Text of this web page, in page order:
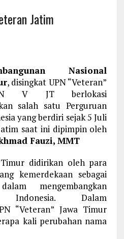
Jatim
Nasional
, disingkat UPN “Veteran”
V JT berlokasi
salah satu Perguruan
yang berdiri sejak 5 Juli
saat ini dipimpin oleh
Fauzi, MMT
Timur didirikan oleh para
kemerdekaan sebagai
mengembangkan
Dalam
“Veteran” Jawa Timur
kali perubahan nama